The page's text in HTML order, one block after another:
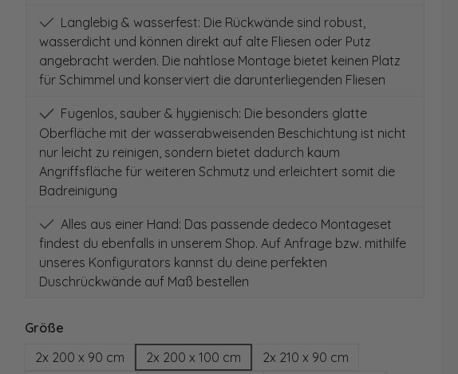
Langlebig & wasserfest: Die Rückwände sind robust,
wasserdicht und können direkt auf alte Fliesen oder Putz
angebracht werden. Die nahtlose Montage bietet keinen Platz
für Schimmel und konserviert die darunterliegenden Fliesen
Fugenlos, sauber & hygienisch: Die besonders glatte
Oberfläche mit der wasserabweisenden Beschichtung ist nicht
nur leicht zu reinigen, sondern bietet dadurch kaum
Angriffsfläche für weiteren Schmutz und erleichtert somit die
Badreinigung
Alles aus einer Hand: Das passende dedeco Montageset
findest du ebenfalls in unserem Shop. Auf Anfrage bzw. mithilfe
unseres Konfigurators kannst du deine perfekten
Duschrückwände auf Maß bestellen
Größeauswählen
2x 200 x 90 cm
2x 200 x 100 cm
2x 210 x 90 cm